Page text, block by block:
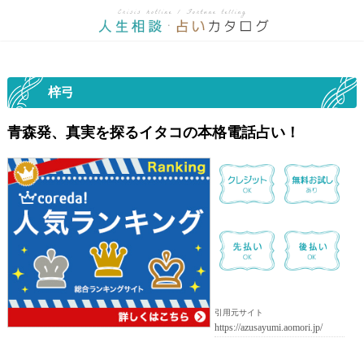
梓弓
青森発、真実を探るイタコの本格電話占い！
引用元サイト
https://azusayumi.aomori.jp/